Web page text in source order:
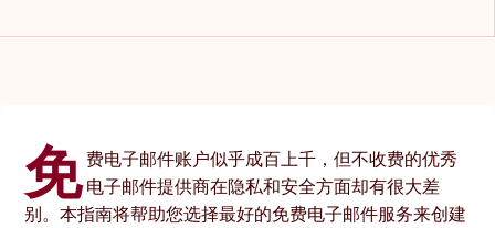
免 费电子邮件账户似乎成百上千，但不收费的优秀
电子邮件提供商在隐私和安全方面却有很大差
别。本指南将帮助您选择最好的免费电子邮件服务来创建